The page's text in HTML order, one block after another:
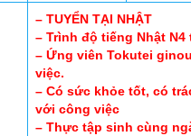
– TUYỂN TẠI NHẬT
– Trình độ tiếng Nhật N4
– Ứng viên Tokutei
việc.
– Có sức khỏe tốt, có
với công việc
– Thực tập sinh cùng